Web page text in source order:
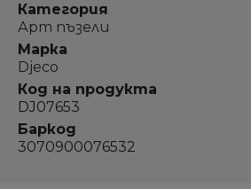
Категория
Арт пъзели
Марка
Djeco
Код на продукта
DJ07653
Баркод
3070900076532